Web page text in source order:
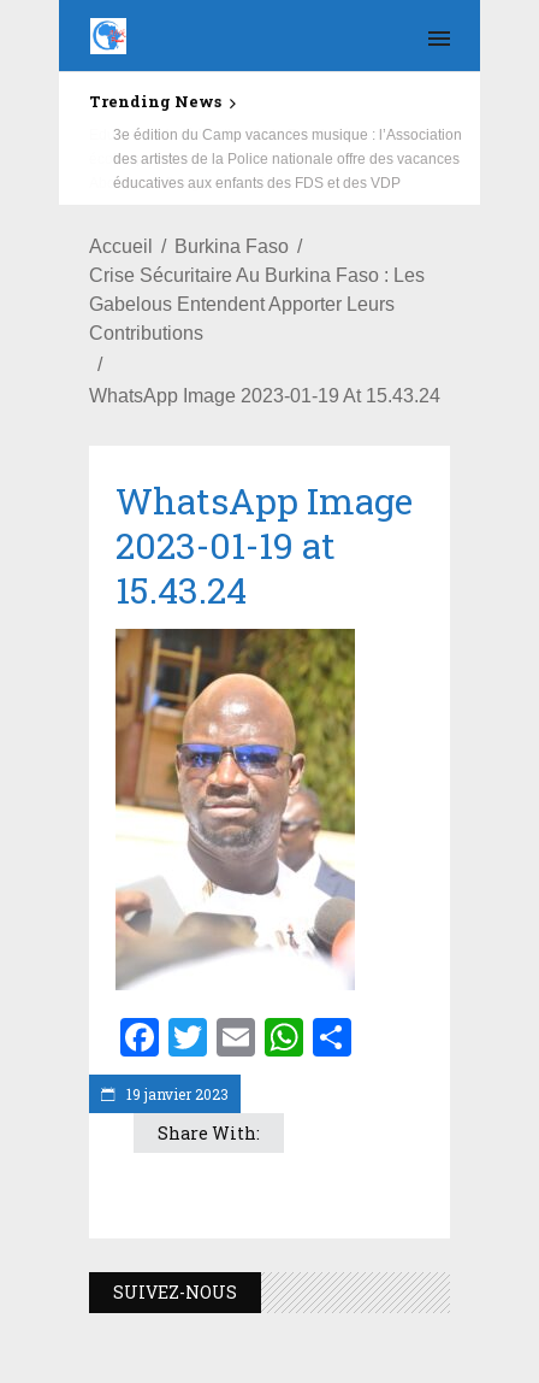
Trending News
Education : la fédération de la Russie rénove les
écoles primaire et collège du Camp Général
Aboubacar Sangoulé Lamizana
Accueil
Burkina Faso
Crise Sécuritaire Au Burkina Faso : Les
Gabelous Entendent Apporter Leurs
Contributions
WhatsApp Image 2023-01-19 At 15.43.24
19 janvier 2023
WhatsApp Image
2023-01-19 at
15.43.24
Facebook
Twitter
EmailWhatsApp
Share With:
SUIVEZ-NOUS